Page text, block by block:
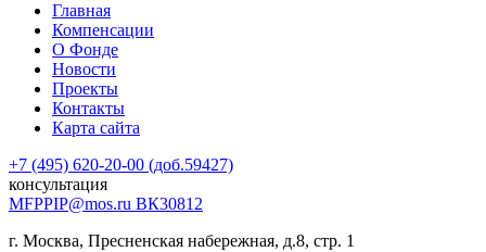
Главная
Компенсации
О Фонде
Новости
Проекты
Контакты
Карта сайта
+7 (495) 620-20-00 (доб.59427)
консультация
MFPPIP@mos.ru ВК30812
г. Москва, Пресненская набережная, д.8, стр. 1